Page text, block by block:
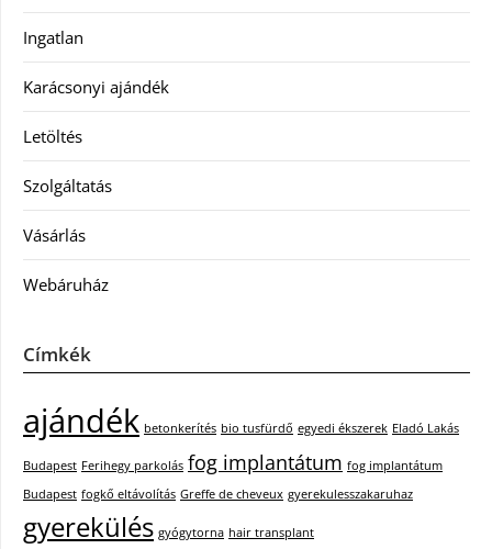
Ingatlan
Karácsonyi ajándék
Letöltés
Szolgáltatás
Vásárlás
Webáruház
Címkék
ajándék betonkerítés bio tusfürdő egyedi ékszerek Eladó Lakás
Budapest Ferihegy parkolás fog implantátum fog implantátum
Budapest fogkő eltávolítás Greffe de cheveux gyerekulesszakaruhaz
gyerekülés gyógytorna hair transplant